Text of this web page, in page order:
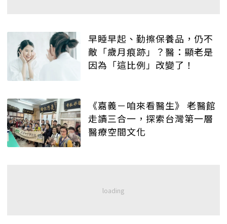
早睡早起、勤擦保養品，仍不
敵「歲月痕跡」？醫：顯老是
因為「這比例」改變了！
《嘉義－咱來看醫生》 老醫館
走讀三合一，探索台灣第一層
醫療空間文化